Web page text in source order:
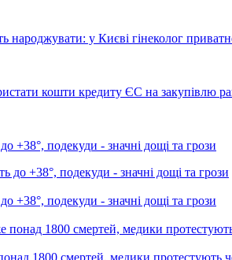
народжувати: у Києві гінеколог
кошти кредиту ЄС на закупівлю
+38°, подекуди - значні дощі та грози
+38°, подекуди - значні дощі та грози
1800 смертей, медики протестують